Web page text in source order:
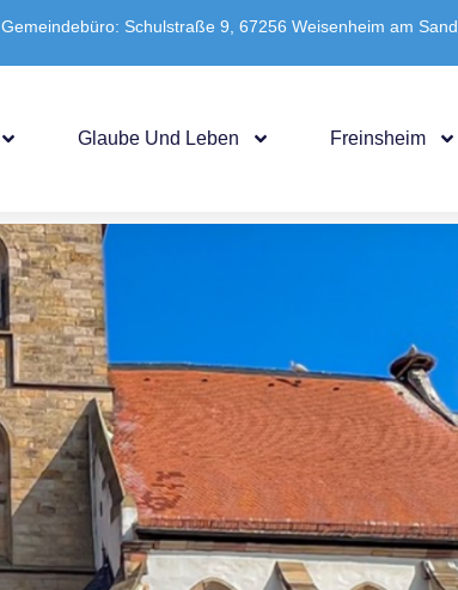
Gemeindebüro: Schulstraße 9, 67256 Weisenheim am Sand
Glaube Und Leben Freinsheim